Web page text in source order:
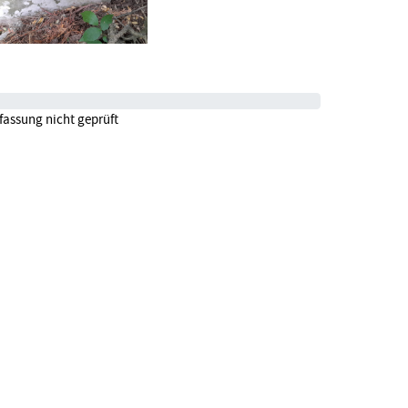
nicht geprüft